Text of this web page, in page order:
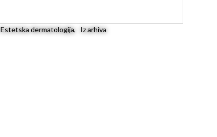
Estetska dermatologija, Iz arhiva